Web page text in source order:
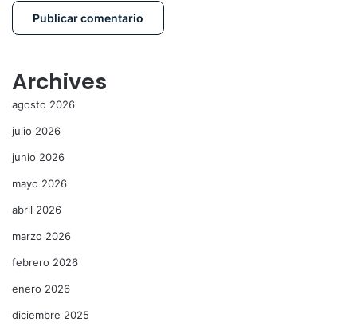
Archives
agosto 2026
julio 2026
junio 2026
mayo 2026
abril 2026
marzo 2026
febrero 2026
enero 2026
diciembre 2025